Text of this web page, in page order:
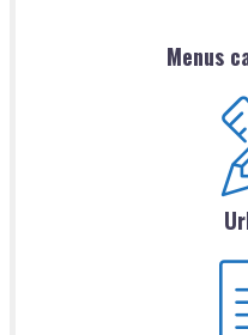
Menus